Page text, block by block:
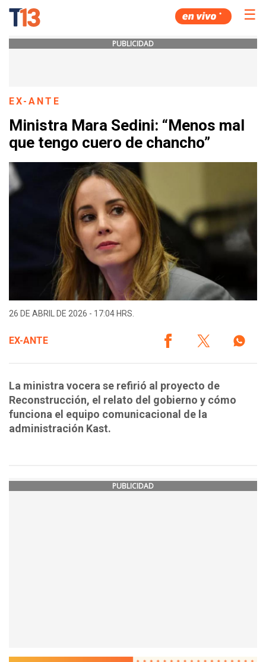
☰
PUBLICIDAD
EX-ANTE
Ministra Mara Sedini: “Menos mal
que tengo cuero de chancho”
26 DE ABRIL DE 2026 - 17:04 HRS.
EX-ANTE
La ministra vocera se refirió al proyecto de
Reconstrucción, el relato del gobierno y cómo
funciona el equipo comunicacional de la
administración Kast.
PUBLICIDAD